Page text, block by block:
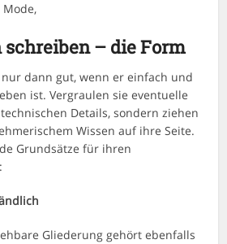
schreiben – die Form
dann gut, wenn er einfach und
ist. Vergraulen sie eventuelle
Details, sondern ziehen
Wissen auf ihre Seite.
Grundsätze für ihren
Gliederung gehört ebenfalls